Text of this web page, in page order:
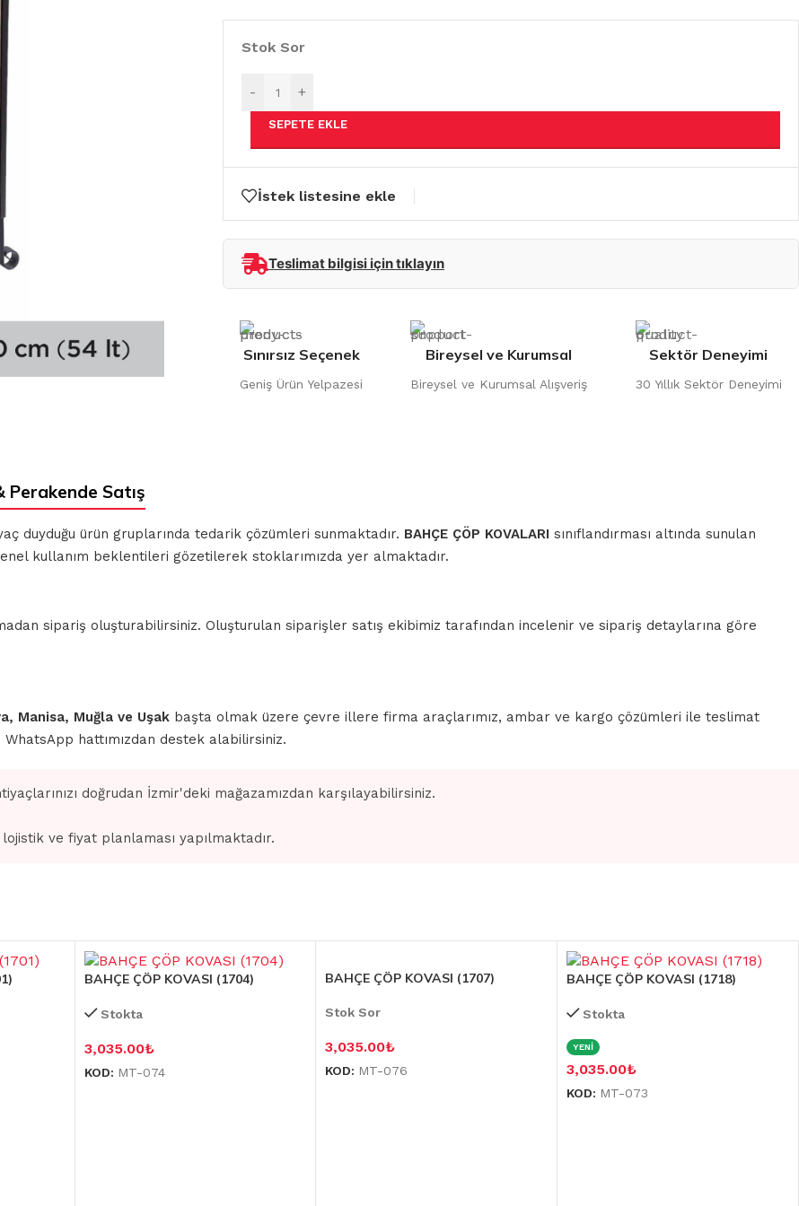
Stok Sor
- +
SEPETE EKLE
İstek listesine ekle
Teslimat bilgisi için tıklayın
Sınırsız Seçenek
Geniş Ürün Yelpazesi
Bireysel ve Kurumsal
Bireysel ve Kurumsal Alışveriş
Sektör Deneyimi
30 Yıllık Sektör Deneyimi
Perakende Satış
duyduğu ürün gruplarında tedarik çözümleri sunmaktadır. BAHÇE ÇÖP KOVALARI sınıflandırması altında sunulan
kullanım beklentileri gözetilerek stoklarımızda yer almaktadır.
sipariş oluşturabilirsiniz. Oluşturulan siparişler satış ekibimiz tarafından incelenir ve sipariş detaylarına göre
Manisa, Muğla ve Uşak başta olmak üzere çevre illere firma araçlarımız, ambar ve kargo çözümleri ile teslimat
hattımızdan destek alabilirsiniz.
doğrudan İzmir'deki mağazamızdan karşılayabilirsiniz.
ve fiyat planlaması yapılmaktadır.
BAHÇE ÇÖP KOVASI (1704)
Stokta
3,035.00₺
KOD: MT-074
BAHÇE ÇÖP KOVASI (1707)
Stok Sor
3,035.00₺
KOD: MT-076
BAHÇE ÇÖP KOVASI (1718)
Stokta
YENİ
3,035.00₺
KOD: MT-073